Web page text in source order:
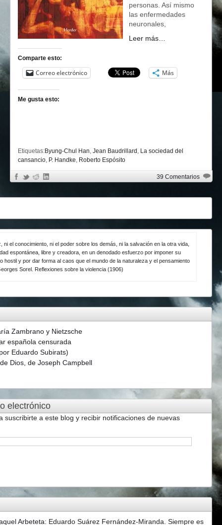
personas. Así mismo
las enfermedades
neuronales,
Leer más…
Comparte esto:
Correo electrónico Más
Me gusta esto:
Etiquetas:Byung-Chul Han, Jean Baudrillard , La sociedad del
cansancio, P. Handke, Roberto Espósito
39 Comentarios
ni el conocimiento, ni el poder sobre los demás, ni la salvación en la otra vida,
espontánea, libre y creadora, en un denodado esfuerzo por imponer su
hostil y por dar forma al caos que el mundo de la naturaleza y el pensamiento
Sorel. Reflexiones sobre la violencia (1906)
Zambrano y Nietzsche
española censurada
Eduardo Subirats)
Dios, de Joseph Campbell
electrónico
suscribirte a este blog y recibir notificaciones de nuevas
Arbeteta: Eduardo Suárez Fernández-Miranda. Siempre es